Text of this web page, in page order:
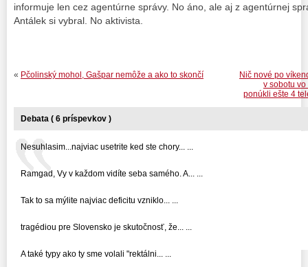
informuje len cez agentúrne správy. No áno, ale aj z agentúrnej
Antálek si vybral. No aktivista.
Nič nové po
v sobotu
ponúkli ešte 4
« Pčolinský mohol, Gašpar nemôže a ako to skončí
Debata ( 6 príspevkov )
Nesuhlasim...najviac usetrite ked ste chory... ...
Ramgad, Vy v každom vidíte seba samého. A... ...
Tak to sa mýlite najviac deficitu vzniklo... ...
tragédiou pre Slovensko je skutočnosť, že... ...
A také typy ako ty sme volali "rektálni... ...